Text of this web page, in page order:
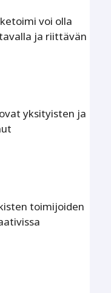
voi olla
ja riittävän
yksityisten ja
toimijoiden